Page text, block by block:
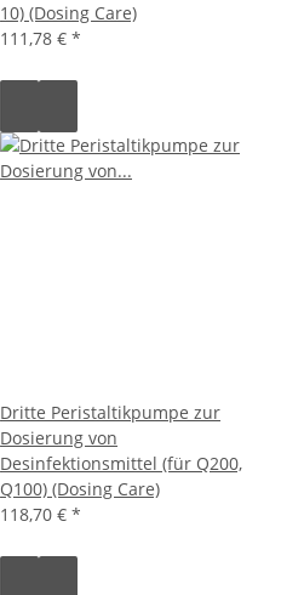
10) (Dosing Care)
111,78 € *
Dritte Peristaltikpumpe zur
Dosierung von
Desinfektionsmittel (für Q200,
Q100) (Dosing Care)
118,70 € *